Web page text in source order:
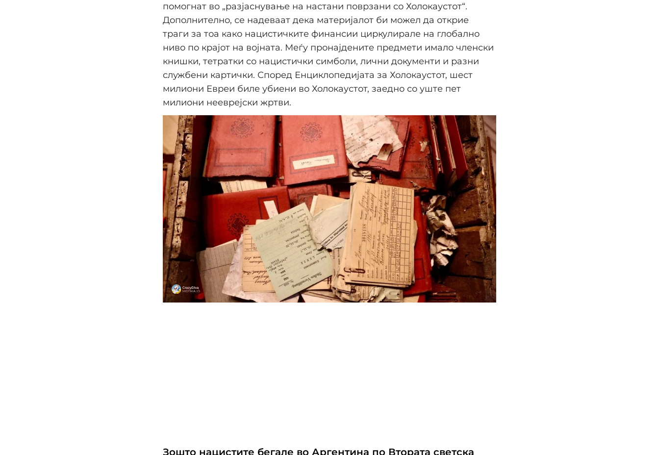
помогнат во „разјаснување на настани поврзани со Холокаустот“.
Дополнително, се надеваат дека материјалот би можел да открие
траги за тоа како нацистичките финансии циркулирале на глобално
ниво по крајот на војната. Меѓу пронајдените предмети имало членски
книшки, тетратки со нацистички симболи, лични документи и разни
службени картички. Според Енциклопедијата за Холокаустот, шест
милиони Евреи биле убиени во Холокаустот, заедно со уште пет
милиони нееврејски жртви.
Зошто нацистите бегале во Аргентина по Втората светска